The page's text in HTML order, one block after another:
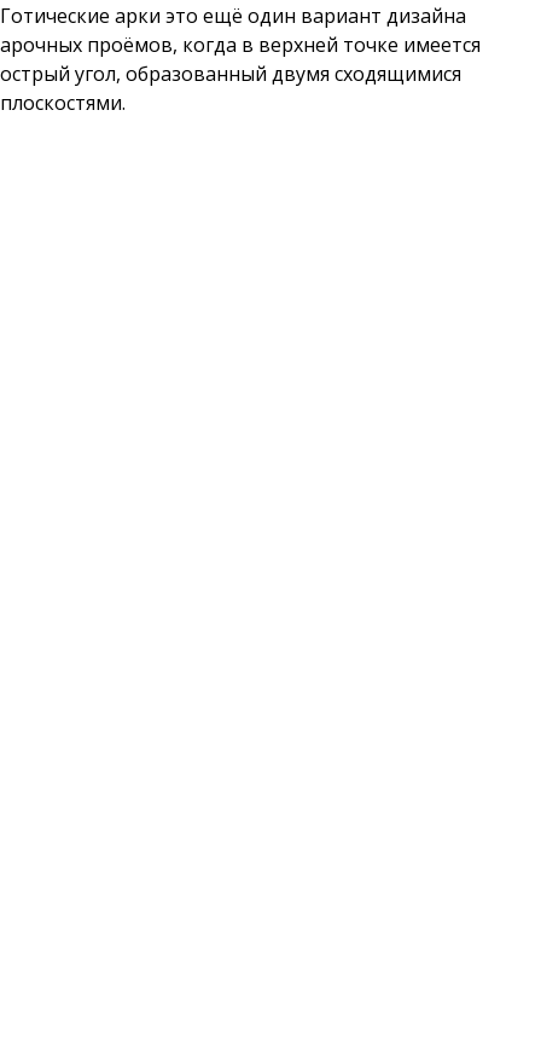
Готические арки это ещё один вариант дизайна
арочных проёмов, когда в верхней точке имеется
острый угол, образованный двумя сходящимися
плоскостями.